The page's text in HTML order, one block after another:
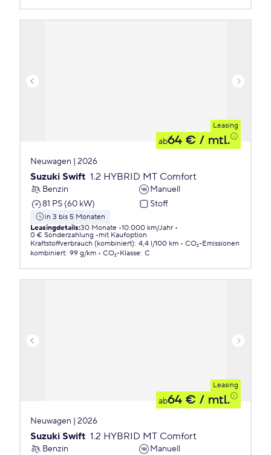
Leasing
ab64 € / mtl.
Neuwagen | 2026
Suzuki Swift 1.2 HYBRID MT Comfort
Benzin
Manuell
81 PS (60 kW)
Stoff
in 3 bis 5 Monaten
Leasingdetails:30 Monate 10.000 km/Jahr
0 € Sonderzahlung
mit Kaufoption
Kraftstoffverbrauch (kombiniert): 4,4 l/100 km
CO₂-Emissionen
kombiniert: 99 g/km CO₂-Klasse: C
Leasing
ab64 € / mtl.
Neuwagen | 2026
Suzuki Swift 1.2 HYBRID MT Comfort
Benzin
Manuell